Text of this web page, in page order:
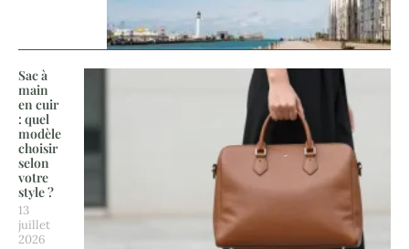
Sac à
main
en cuir
: quel
modèle
choisir
selon
votre
style ?
13
juillet
2026